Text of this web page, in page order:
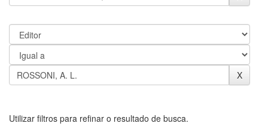
Utilizar filtros para refinar o resultado de busca.